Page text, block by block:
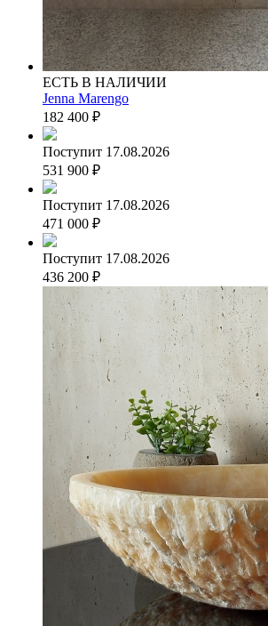
ЕСТЬ В НАЛИЧИИ
Jenna Marengo
182 400 ₽
Поступит 17.08.2026
531 900 ₽
Поступит 17.08.2026
471 000 ₽
Поступит 17.08.2026
436 200 ₽